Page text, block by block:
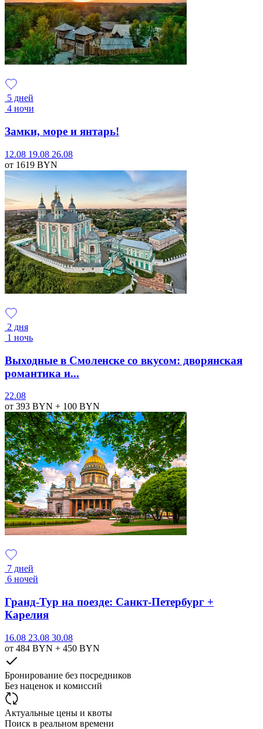
5 дней
4 ночи
Замки, море и янтарь!
12.08 19.08 26.08
от 1619 BYN
2 дня
1 ночь
Выходные в Смоленске со вкусом: дворянская
романтика и...
22.08
от 393 BYN + 100 BYN
7 дней
6 ночей
Гранд-Тур на поезде: Санкт-Петербург +
Карелия
16.08 23.08 30.08
от 484 BYN + 450 BYN
Бронирование без посредников
Без наценок и комиссий
Актуальные цены и квоты
Поиск в реальном времени